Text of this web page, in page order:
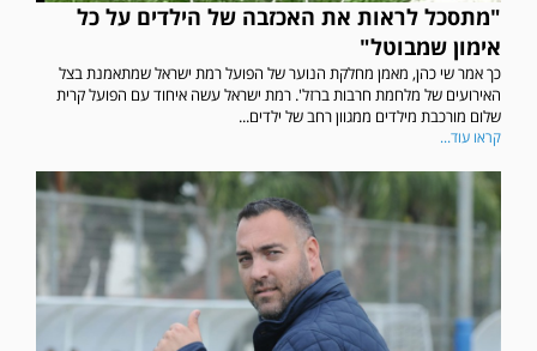
"מתסכל לראות את האכזבה של הילדים על כל
אימון שמבוטל"
כך אמר שי כהן, מאמן מחלקת הנוער של הפועל רמת ישראל שמתאמנת בצל
האירועים של מלחמת חרבות ברזל'. רמת ישראל עשה איחוד עם הפועל קרית
שלום מורכבת מילדים ממגוון רחב של ילדים...
קראו עוד...